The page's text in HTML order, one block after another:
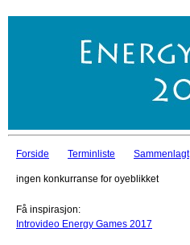
Forside Terminliste Sammenlagt
ingen konkurranse for oyeblikket
Få inspirasjon:
Introvideo Energy Games 2017